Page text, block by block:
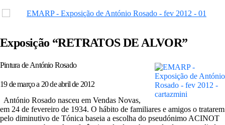
Exposição “RETRATOS DE ALVOR”
Pintura de António Rosado
19 de março a 20 de abril de 2012
António Rosado nasceu em Vendas Novas,
em 24 de fevereiro de 1934. O hábito de familiares e amigos o tratarem
pelo diminutivo de Tónica baseia a escolha do pseudónimo ACINOT